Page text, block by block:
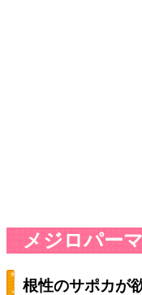
メジロパー
根性のサポカが